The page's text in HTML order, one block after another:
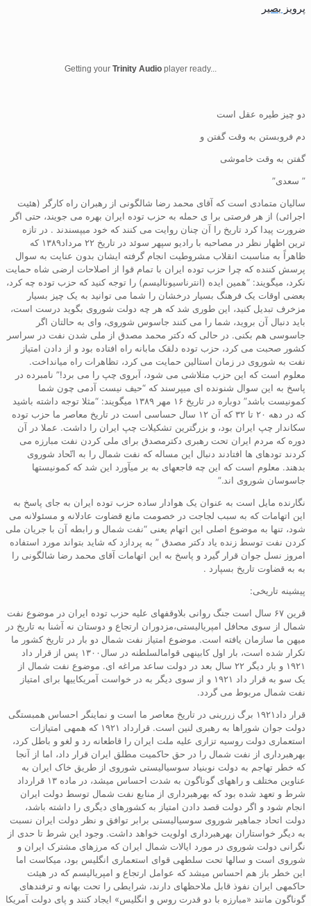
پرویز بصیر
Getting your Trinity Audio player ready...
دو چیز طیره عقل است
دم فروبستن به وقت گفتن و
گفتن به وقت خاموشی
” سعدی”
سالیان متمادی است که آقای محمد رضا شالگونی از رهبران راه کارگر (هئیت
اجرائی) از هر فرصتی برا ی حمله به حزب توده ایران بهره می جویند، حتی اگر
ضرورت پیدا کرد تاریخ را آن چنان روایت می کنند که خود میپسندند . در تازه
ترین اظهار نظر در مصاحبه با رادیو سپهر سوئد در تاریخ ۲۲ مرداد۱۳۸۹ که
ظاهراً به مناسبت انقلاب مشروطیت انجام گرفته ایشان بدون عنایت به سوال
پرسش کننده که چرا حزب توده ایران با تمام قوا از اصلاحات ارضی شاه حمایت
نکرد، میگویند: “همین ایده (انترناسیونالیسم) را توجه کنید که حزب توده چه کرد،
بعضی اوقات یک فرهنگ بسیار درخشان را شما می توانید به یک چیز بسیار
مزخرف تبدیل کنید، این طوری شد که هر چه دولت شوروی بگوید درست است،
باید دنبال آن بروید، شما را می کنند جاسوس شوروی، وای به حالتان اگر
جاسوسی هم بکنی. در حالی که دکتر محمد مصدق از ملی شدن نفت در سراسر
کشور صحبت می کرد، حزب توده دلقک مابانه راه افتاده بود و از دادن امتیاز
نفت به شوروی در زمان استالین حمایت می کرد، تظاهرات راه میانداخت.
معلوم است که این حزب متلاشی می شود، آبروی چپ را می برد!” نامبرده در
پاسخ به این سوال شنونده ای میپرسند که “حیف نیست آدمی چون شما
کمونیست باشد” دوباره در تاریخ ۱۶ مهر ۱۳۸۹ میگویند: “مثلا توجه داشته باشید
که در دهه ۲۰ تا ۳۲ که آن ۱۲ سال حساسی است در تاریخ معاصر ما حزب توده
سکاندار چپ ایران بود، و بزرگترین تشکیلات چپ ایران را داشت. عملا در آن
دوره که مردم ایران تحت رهبری دکترمصدق برای ملی کردن نفت مبارزه می
کردند تودهای ها افتادند دنبال این مساله که نفت شمال را به اتّحاد شوروی
بدهند. معلوم است که این چه فاجعهای به بر میآورد این شد که کمونیستها
جاسوسان شوروی اند.”
نگارنده مایل است به عنوان یک هوادار ساده حزب توده ایران به جای پاسخ به
این اتهامات که به سبب لجاجت در خصومت مانع قضاوت عادلانه و مسئولانه می
شود، تنها به موضوع اصلی این اتهام یعنی “نفت شمال و رابطه آن با جریان ملی
کردن نفت توسط زنده یاد دکتر مصدق ” به پردازد که شاید بتواند مورد استفاده
امروز نسل جوان قرار گیرد و پاسخ به این اتهامات آقای محمد رضا شالگونی را
به به قضاوت تاریخ بسپارد .
پیشینه تاریخی:
قرین ۶۷ سال است جنگ روانی بلاوقفهای علیه حزب توده ایران در موضوع نفت
شمال از سوی محافل امپریالیستی،مزدوران ارتجاع و دوستان نه آشنا به تاریخ در
میهن ما سازمان یافته است. موضوع امتیاز نفت شمال دو بار در تاریخ کشور ما
تکرار شده است، بار اول کابینهی قوامالسلطنه در سال۱۳۰۰ پس از قرار داد
۱۹۲۱ و بار دیگر ۲۲ سال بعد در دولت ساعد مراغه ای. موضوع نفت شمال از
یک سو به قرار داد ۱۹۲۱ و از سوی دیگر به در خواست آمریکاییها برای امتیاز
نفت شمال مربوط می گردد.
قرار داد۱۹۲۱ برگ زررینی در تاریخ معاصر ما است و نماینگر احساس همبستگی
دولت جوان شوراها به رهبری لنین است. قرارداد ۱۹۲۱ که همهی امتیازات
استعماری دولت روسیه تزاری علیه ملت ایران را قاطعانه رد و لغو و باطل کرد،
بهرهبرداری از نفت شمال را در حق حاکمیت مطلق ایران قرار داد، اما از آنجا
که خطر تهاجم به دولت نوبنیاد سوسیالیستی شوروی از طریق خاک ایران به
عناوین مختلف و راههای گوناگون به شدت احساس میشد، در ماده ۱۳ قرارداد
شرط و تعهد شده بود که بهرهبرداری از منابع نفت شمال توسط دولت ایران
انجام شود و اگر دولت قصد دادن امتیاز به کشورهای دیگری را داشته باشد،
دولت اتحاد جماهیر شوروی سوسیالیستی برابر توافق و نظر دولت ایران نسبت
به دیگر خواستاران بهرهبرداری اولویت خواهد داشت. وجود این شرط تا حدی از
نگرانی دولت شوروی در مورد ایالات شمال ایران که مرزهای مشترک ایران و
شوروی است و سالها تحت سلطهی قوای استعماری انگلیس بود، میکاست اما
این خطر باز هم احساس میشد که عوامل ارتجاع و امپریالیسم که در هیئت
حاکمهی ایران نفوذ قابل ملاحظهای دارند، شرایطی را تحت بهانه و ترفندهای
گوناگون مانند «مبارزه با دو قدرت روس و انگلیس» ایجاد کنند و پای دولت آمریکا